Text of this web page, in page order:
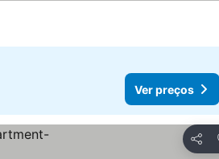
Ver preços